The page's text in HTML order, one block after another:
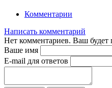
Комментарии
Написать комментарий
Нет комментариев. Ваш будет
Ваше имя
E-mail для ответов